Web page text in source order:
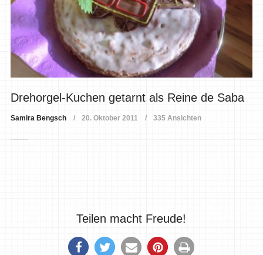
Drehorgel-Kuchen getarnt als Reine de Saba
Samira Bengsch 20. Oktober 2011 335 Ansichten
Teilen macht Freude!